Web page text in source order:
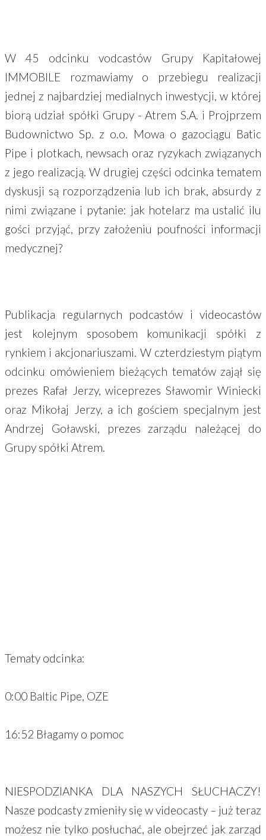
W 45 odcinku vodcastów Grupy Kapitałowej
IMMOBILE rozmawiamy o przebiegu realizacji
jednej z najbardziej medialnych inwestycji, w której
biorą udział spółki Grupy - Atrem S.A. i Projprzem
Budownictwo Sp. z o.o. Mowa o gazociągu Batic
Pipe i plotkach, newsach oraz ryzykach związanych
z jego realizacją. W drugiej części odcinka tematem
dyskusji są rozporządzenia lub ich brak, absurdy z
nimi związane i pytanie: jak hotelarz ma ustalić ilu
gości przyjąć, przy założeniu poufności informacji
medycznej?
Publikacja regularnych podcastów i videocastów
jest kolejnym sposobem komunikacji spółki z
rynkiem i akcjonariuszami. W czterdziestym piątym
odcinku omówieniem bieżących tematów zajął się
prezes Rafał Jerzy, wiceprezes Sławomir Winiecki
oraz Mikołaj Jerzy, a ich gościem specjalnym jest
Andrzej Goławski, prezes zarządu należącej do
Grupy spółki Atrem.
Tematy odcinka:
0:00 Baltic Pipe, OZE
16:52 Błagamy o pomoc
NIESPODZIANKA DLA NASZYCH SŁUCHACZY!
Nasze podcasty zmieniły się w videocasty – już teraz
możesz nie tylko posłuchać, ale obejrzeć jak zarząd